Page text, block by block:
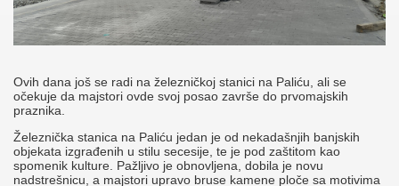
Ovih dana još se radi na železničkoj stanici na Paliću, ali se
očekuje da majstori ovde svoj posao završe do prvomajskih
praznika.
Železnička stanica na Paliću jedan je od nekadašnjih banjskih
objekata izgrađenih u stilu secesije, te je pod zaštitom kao
spomenik kulture. Pažljivo je obnovljena, dobila je novu
nadstrešnicu, a majstori upravo bruse kamene ploče sa motivima